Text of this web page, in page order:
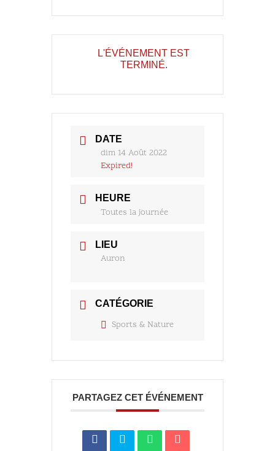
L'ÉVÉNEMENT EST
TERMINÉ.
DATE
dim 14 Août 2022
Expired!
HEURE
Toutes la journée
LIEU
Auron
CATÉGORIE
Sports & Nature
PARTAGEZ CET ÉVÉNEMENT